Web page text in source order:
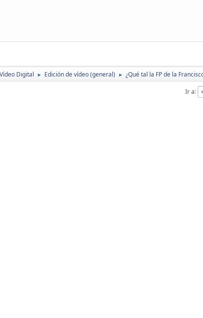
Digital ► Edición de vídeo (general) ► ¿Qué tal la FP de la
Ir a